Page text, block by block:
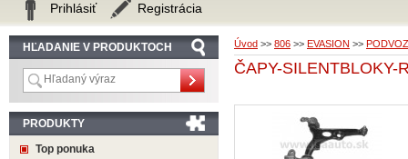
Úvod >> 806 >> EVASION >>
ČAPY-SILENTBLOKY-
HĽADANIE V PRODUKTOCH
PRODUKTY
Top ponuka
Prihlásiť Registrácia